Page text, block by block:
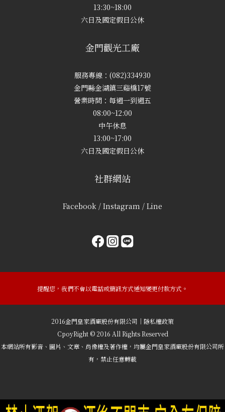
13:30~18:00
六日及國定假日公休
金門觀光工廠
服務專線：(082)334930
金門縣金湖鎮三谿橋17號
營業時間：每週一到週五
08:00~12:00
中午休息
13:00~17:00
六日及國定假日公休
社群網站
Facebook / Instagram / Line
提醒您，我們不會以電話或簡訊方式通知變更付款方式。
2016金門皇家酒廠股份有限公司｜隱私權政策
CpoyRight © 2016 All Rights Reserved
本網站所有影音、圖片、文章、肖像權及著作權，均屬金門皇家酒廠股份有限公司所
有，禁止任意轉載